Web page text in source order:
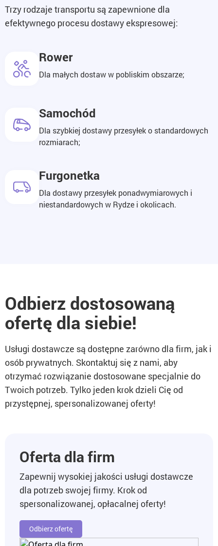
Trzy rodzaje transportu są zapewnione dla
efektywnego procesu dostawy ekspresowej:
Rower
Dla małych dostaw w pobliskim obszarze;
Samochód
Dla szybkiej dostawy przesyłek o standardowych
rozmiarach;
Furgonetka
Dla dostawy przesyłek ponadwymiarowych i
niestandardowych w Rydze i okolicach.
Odbierz dostosowaną
ofertę dla siebie!
Usługi dostawcze są dostępne zarówno dla firm, jak i
osób prywatnych. Skontaktuj się z nami, aby
otrzymać rozwiązanie dostosowane specjalnie do
Twoich potrzeb. Tylko jeden krok dzieli Cię od
przystępnej, spersonalizowanej oferty!
Oferta dla firm
Zapewnij wysokiej jakości usługi dostawcze
dla potrzeb swojej firmy. Krok od
spersonalizowanej, opłacalnej oferty!
Odbierz ofertę